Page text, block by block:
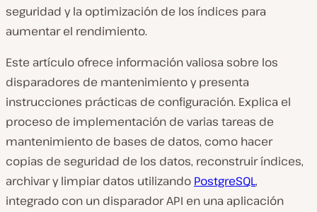
seguridad y la optimización de los índices para
aumentar el rendimiento.
Este artículo ofrece información valiosa sobre los
disparadores de mantenimiento y presenta
instrucciones prácticas de configuración. Explica el
proceso de implementación de varias tareas de
mantenimiento de bases de datos, como hacer
copias de seguridad de los datos, reconstruir índices,
archivar y limpiar datos utilizando PostgreSQL,
integrado con un disparador API en una aplicación